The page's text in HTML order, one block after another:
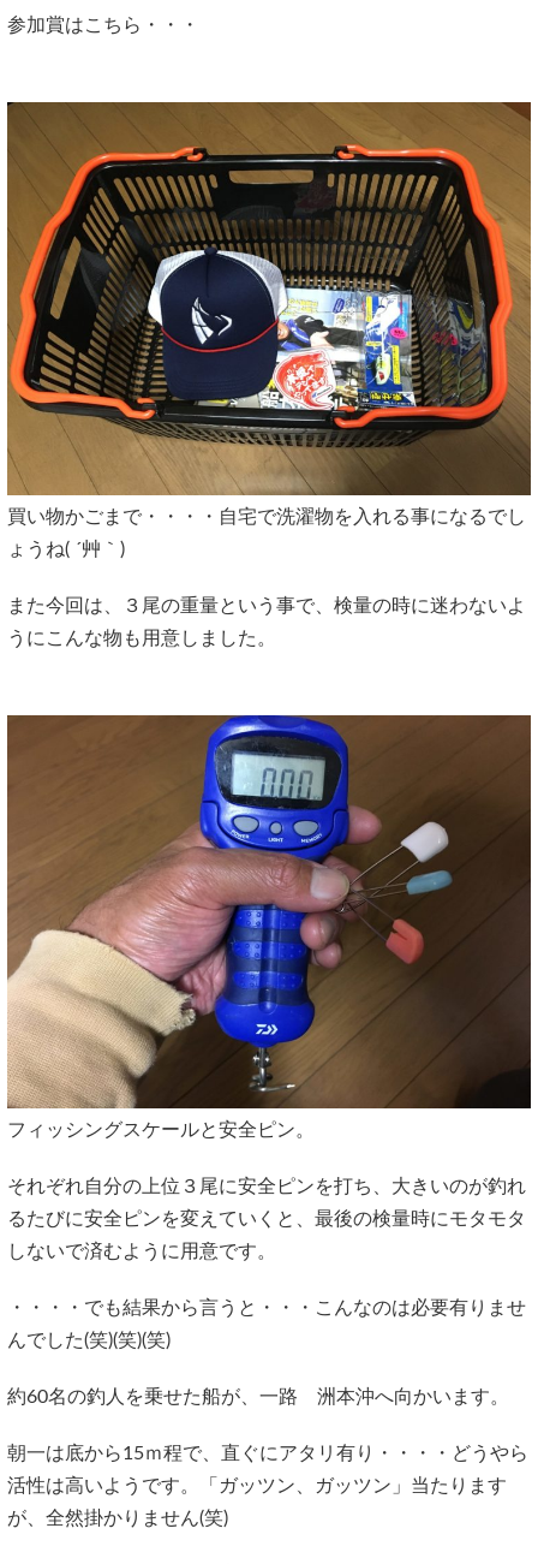
参加賞はこちら・・・
買い物かごまで・・・・自宅で洗濯物を入れる事になるでし
ょうね( ´艸｀)
また今回は、３尾の重量という事で、検量の時に迷わないよ
うにこんな物も用意しました。
フィッシングスケールと安全ピン。
それぞれ自分の上位３尾に安全ピンを打ち、大きいのが釣れ
るたびに安全ピンを変えていくと、最後の検量時にモタモタ
しないで済むように用意です。
・・・・でも結果から言うと・・・こんなのは必要有りませ
んでした(笑)(笑)(笑)
約60名の釣人を乗せた船が、一路 洲本沖へ向かいます。
朝一は底から15ｍ程で、直ぐにアタリ有り・・・・どうやら
活性は高いようです。「ガッツン、ガッツン」当たります
が、全然掛かりません(笑)